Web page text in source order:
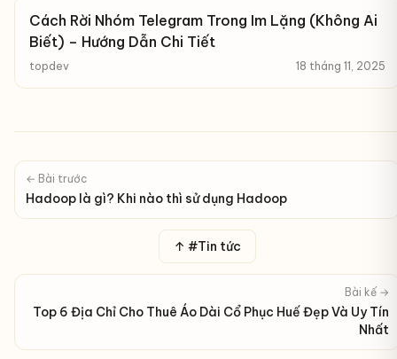
Cách Rời Nhóm Telegram Trong Im Lặng (Không Ai
Biết) – Hướng Dẫn Chi Tiết
topdev 18 tháng 11, 2025
← Bài trước
Hadoop là gì? Khi nào thì sử dụng Hadoop
↑ #Tin tức
Bài kế →
Top 6 Địa Chỉ Cho Thuê Áo Dài Cổ Phục Huế Đẹp Và Uy Tín
Nhất